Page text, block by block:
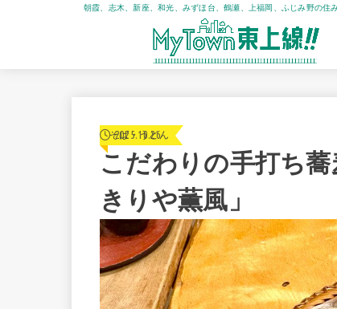
朝霞、志木、新座、和光、みずほ台、鶴瀬、上福岡、ふじみ野の住
そば・うどん
2025.10.26
こだわりの手打ち
きりや薫風」